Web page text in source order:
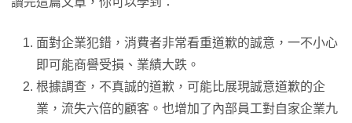
面對企業犯錯，消費者非常看重道歉的誠意，一不小心
即可能商譽受損、業績大跌。
根據調查，不真誠的道歉，可能比展現誠意道歉的企
業，流失六倍的顧客。也增加了內部員工對自家企業九